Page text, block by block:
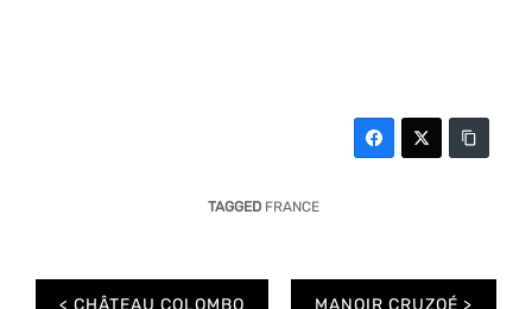
TAGGED FRANCE
Navigation